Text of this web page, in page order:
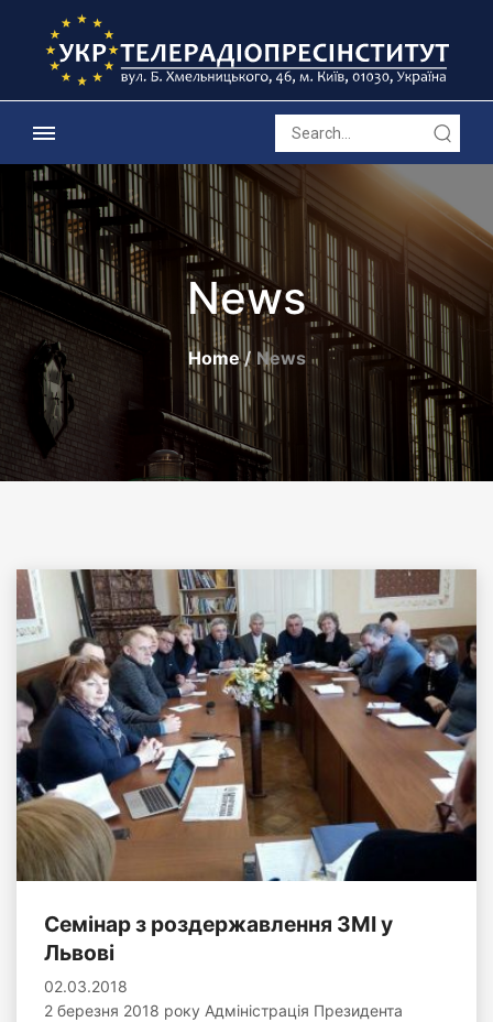
News
Home News
Семінар з роздержавлення ЗМІ у
Львові
02.03.2018
2 березня 2018 року Адміністрація Президента